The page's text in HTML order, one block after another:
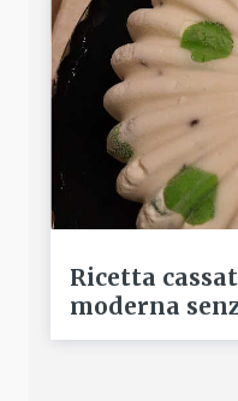
Ricetta
moderna